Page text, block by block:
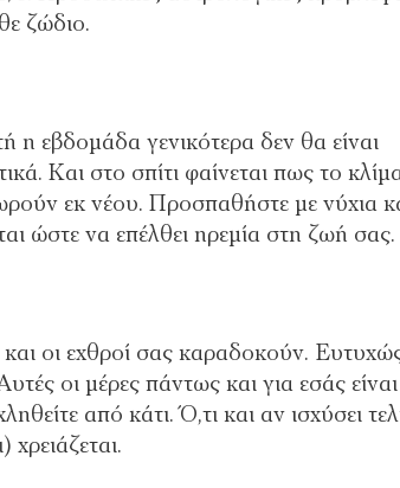
ζώδιο.
η εβδομάδα γενικότερα δεν θα είναι
Και στο σπίτι φαίνεται πως το
εκ νέου. Προσπαθήστε με νύχια
ώστε να επέλθει ηρεμία στη ζωή σας.
και οι εχθροί σας καραδοκούν.
οι μέρες πάντως και για εσάς είναι
από κάτι. Ό,τι και αν ισχύσει